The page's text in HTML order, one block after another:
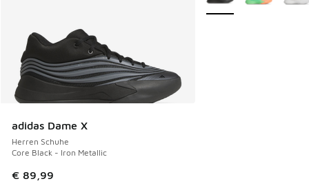
adidas Dame X
Herren Schuhe
Core Black - Iron Metallic
€ 89,99